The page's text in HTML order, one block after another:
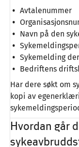
Avtalenummer
Navn på den
Sykemelding
Bedriftens
Har dere søkt om
kopi av
Hvordan går